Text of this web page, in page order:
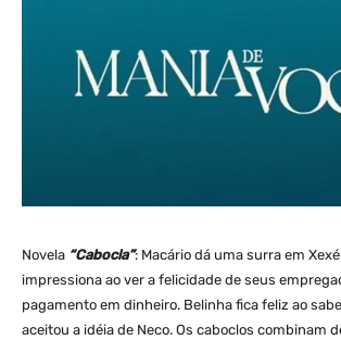
Novela “Cabocla”: Macário dá uma surra em
impressiona ao ver a felicidade de seus
pagamento em dinheiro. Belinha fica feliz ao
aceitou a idéia de Neco. Os caboclos combinam